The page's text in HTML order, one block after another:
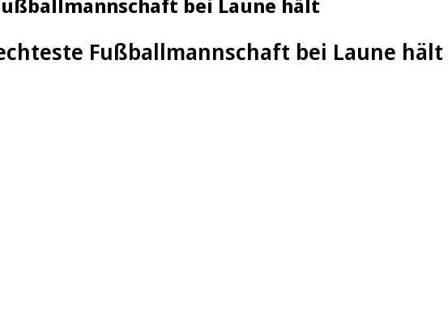
Fußballmannschaft bei Laune hält